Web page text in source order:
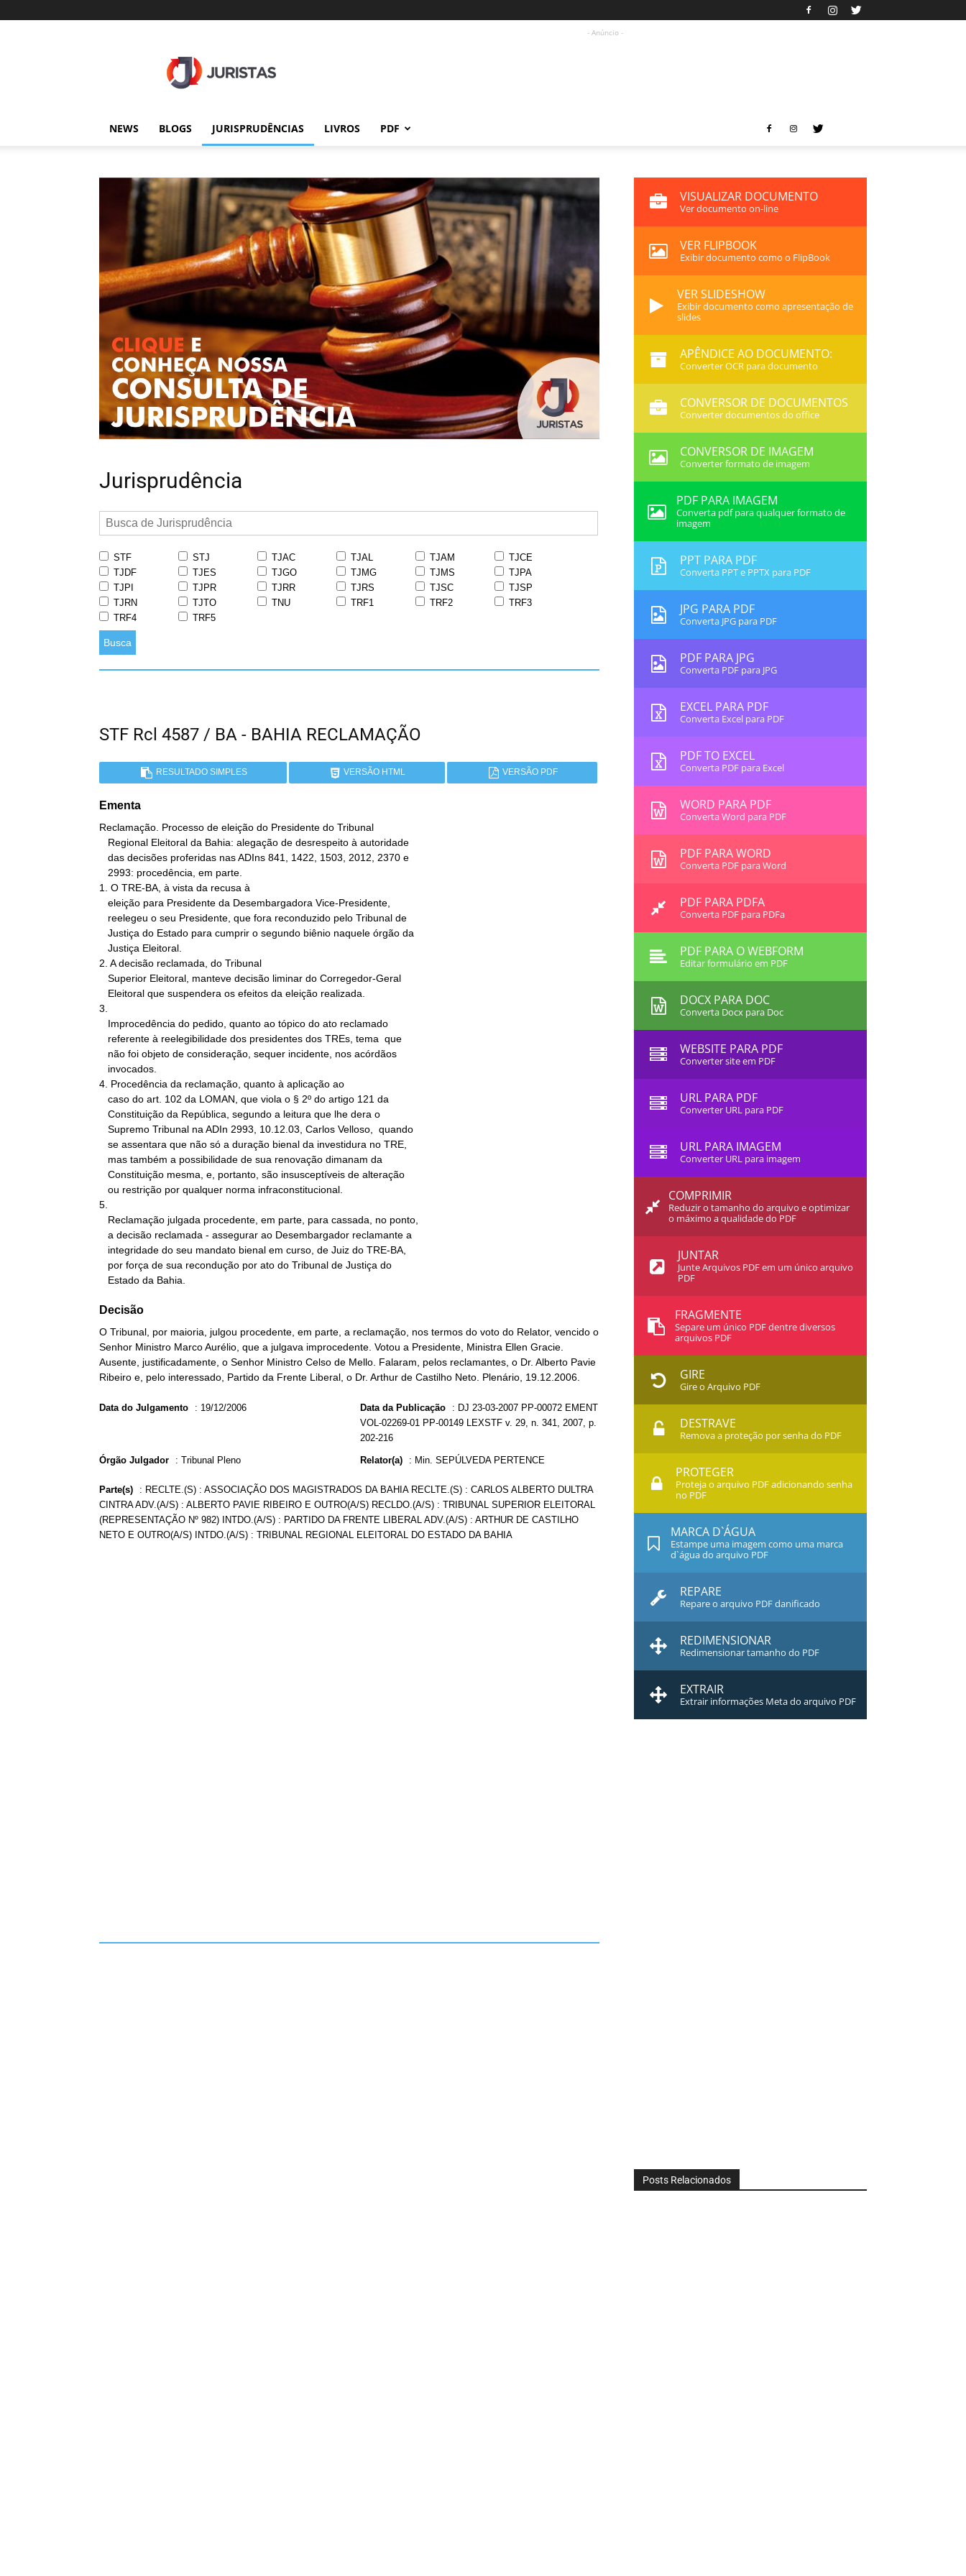
- Anúncio -
NEWS BLOGS JURISPRUDÊNCIAS LIVROS PDF
Jurisprudência
STF STJ TJAC TJAL TJAM
TJCE
TJDF
TJES TJGO TJMG TJMS
TJPA
TJPI
TJPR TJRR TJRS TJSC
TJSP
TJRN
TJTO TNU TRF1 TRF2
TRF3
TRF4
TRF5
Busca
STF Rcl 4587 / BA - BAHIA RECLAMAÇÃO
RESULTADO SIMPLES VERSÃO HTML VERSÃO PDF
Ementa
Reclamação. Processo de eleição do Presidente do Tribunal
1. O TRE-BA, à vista da recusa à
2. A decisão reclamada, do Tribunal
3.
4. Procedência da reclamação, quanto à aplicação ao
5.
   Estado da Bahia.
Decisão
O Tribunal, por maioria, julgou procedente, em parte, a reclamação, nos termos do voto do Relator, vencido o
Senhor Ministro Marco Aurélio, que a julgava improcedente. Votou a Presidente, Ministra Ellen Gracie.
Ausente, justificadamente, o Senhor Ministro Celso de Mello. Falaram, pelos reclamantes, o Dr. Alberto Pavie
Ribeiro e, pelo interessado, Partido da Frente Liberal, o Dr. Arthur de Castilho Neto. Plenário, 19.12.2006.
Data do Julgamento : 19/12/2006 Data da Publicação : DJ 23-03-2007 PP-00072 EMENT
VOL-02269-01 PP-00149 LEXSTF v. 29, n. 341, 2007, p.
202-216
Órgão Julgador : Tribunal Pleno Relator(a) : Min. SEPÚLVEDA PERTENCE
Parte(s) : RECLTE.(S) : ASSOCIAÇÃO DOS MAGISTRADOS DA BAHIA RECLTE.(S) : CARLOS ALBERTO DULTRA
CINTRA ADV.(A/S) : ALBERTO PAVIE RIBEIRO E OUTRO(A/S) RECLDO.(A/S) : TRIBUNAL SUPERIOR ELEITORAL
(REPRESENTAÇÃO Nº 982) INTDO.(A/S) : PARTIDO DA FRENTE LIBERAL ADV.(A/S) : ARTHUR DE CASTILHO
NETO E OUTRO(A/S) INTDO.(A/S) : TRIBUNAL REGIONAL ELEITORAL DO ESTADO DA BAHIA
VISUALIZAR DOCUMENTO
Ver documento on-line
VER FLIPBOOK
Exibir documento como o FlipBook
VER SLIDESHOW
Exibir documento como apresentação de
slides
APÊNDICE AO DOCUMENTO:
Converter OCR para documento
CONVERSOR DE DOCUMENTOS
Converter documentos do office
CONVERSOR DE IMAGEM
Converter formato de imagem
PDF PARA IMAGEM
Converta pdf para qualquer formato de
imagem
PPT PARA PDF
Converta PPT e PPTX para PDF
JPG PARA PDF
Converta JPG para PDF
PDF PARA JPG
Converta PDF para JPG
EXCEL PARA PDF
Converta Excel para PDF
PDF TO EXCEL
Converta PDF para Excel
WORD PARA PDF
Converta Word para PDF
PDF PARA WORD
Converta PDF para Word
PDF PARA PDFA
Converta PDF para PDFa
PDF PARA O WEBFORM
Editar formulário em PDF
DOCX PARA DOC
Converta Docx para Doc
WEBSITE PARA PDF
Converter site em PDF
URL PARA PDF
Converter URL para PDF
URL PARA IMAGEM
Converter URL para imagem
COMPRIMIR
Reduzir o tamanho do arquivo e optimizar
o máximo a qualidade do PDF
JUNTAR
Junte Arquivos PDF em um único arquivo
PDF
FRAGMENTE
Separe um único PDF dentre diversos
arquivos PDF
GIRE
Gire o Arquivo PDF
DESTRAVE
Remova a proteção por senha do PDF
PROTEGER
Proteja o arquivo PDF adicionando senha
no PDF
MARCA D`ÁGUA
Estampe uma imagem como uma marca
d`água do arquivo PDF
REPARE
Repare o arquivo PDF danificado
REDIMENSIONAR
Redimensionar tamanho do PDF
EXTRAIR
Extrair informações Meta do arquivo PDF
Posts Relacionados